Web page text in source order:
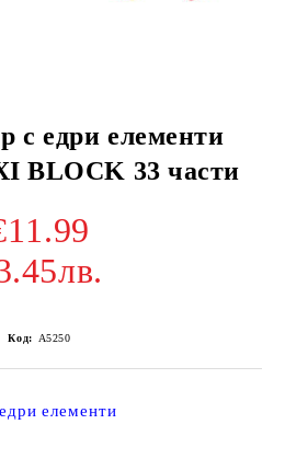
с едри елементи
BLOCK 33 части
Код: A5250
елементи